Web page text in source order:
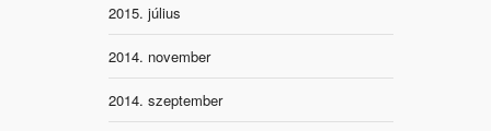
2015. július
2014. november
2014. szeptember